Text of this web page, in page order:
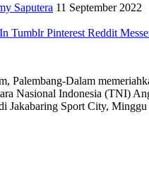
Saputera 11 September 2022
Tumblr Pinterest Reddit
Dalam
Nasional Indonesia (TNI)
Jakabaring Sport City, Minggu